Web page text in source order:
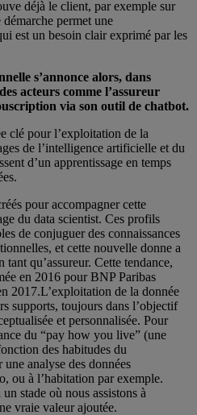
déjà le client, par exemple sur
permet une
est un besoin clair exprimé par les
s’annonce alors, dans
acteurs comme l’assureur
via son outil de chatbot.
clé pour l’exploitation de la
de l’intelligence artificielle et du
d’un apprentissage en temps
pour accompagner cette
du data scientist. Ces profils
de conjuguer des connaissances
et cette nouvelle donne a
qu’assureur. Cette tendance,
en 2016 pour BNP Paribas
2017.L’exploitation de la donnée
supports, toujours dans l’objectif
et personnalisée. Pour
du “pay how you live” (une
des habitudes du
analyse des données
ou à l’habitation par exemple.
stade où nous assistons à
vraie valeur ajoutée.